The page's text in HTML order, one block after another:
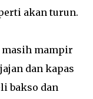
akan turun.
masih mampir
dan kapas
bakso dan